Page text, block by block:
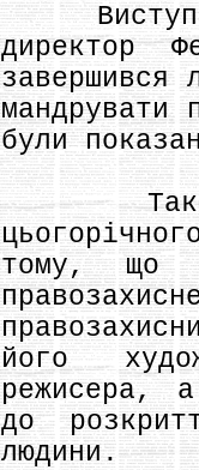
директор
мандрувати
були
Також
тому, що
його
режисера,
до
людини.